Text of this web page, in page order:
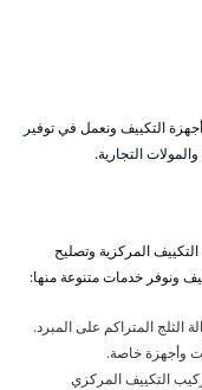
التكييف ونعمل في توفير
التجارية.
المركزية وتصليح
ونوفر خدمات متنوعة منها:
الثلج المتراكم على المبرد.
وأجهزة خاصة.
التكييف المركزي